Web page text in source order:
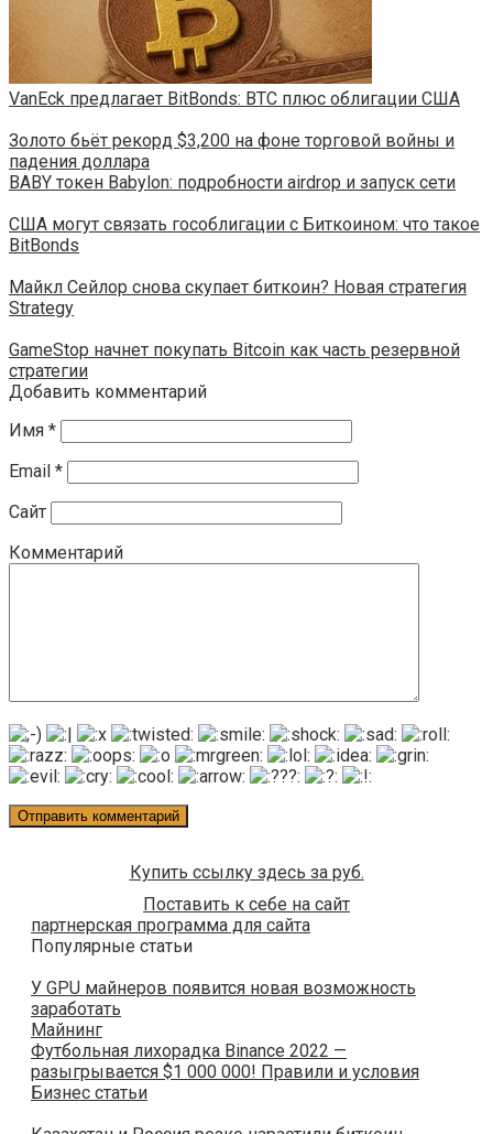
VanEck предлагает BitBonds: BTC плюс облигации США
Золото бьёт рекорд $3,200 на фоне торговой войны и
падения доллара
BABY токен Babylon: подробности airdrop и запуск сети
США могут связать гособлигации с Биткоином: что такое
BitBonds
Майкл Сейлор снова скупает биткоин? Новая стратегия
Strategy
GameStop начнет покупать Bitcoin как часть резервной
стратегии
Добавить комментарий
Имя *
Email *
Сайт
Комментарий
Купить ссылку здесь за руб.
Поставить к себе на сайт
партнерская программа для сайта
Популярные статьи
У GPU майнеров появится новая возможность
заработать
Майнинг
Футбольная лихорадка Binance 2022 —
разыгрывается $1 000 000! Правили и условия
Бизнес статьи